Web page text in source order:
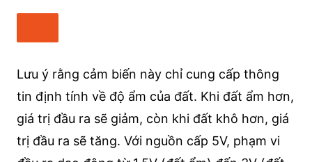
Lưu ý rằng cảm biến này chỉ cung cấp thông
tin định tính về độ ẩm của đất. Khi đất ẩm hơn,
giá trị đầu ra sẽ giảm, còn khi đất khô hơn, giá
trị đầu ra sẽ tăng. Với nguồn cấp 5V, phạm vi